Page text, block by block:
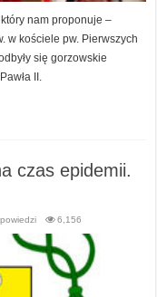
nam proponuje –
w kościele pw. Pierwszych
się gorzowskie
II.
czas epidemii.
6,156